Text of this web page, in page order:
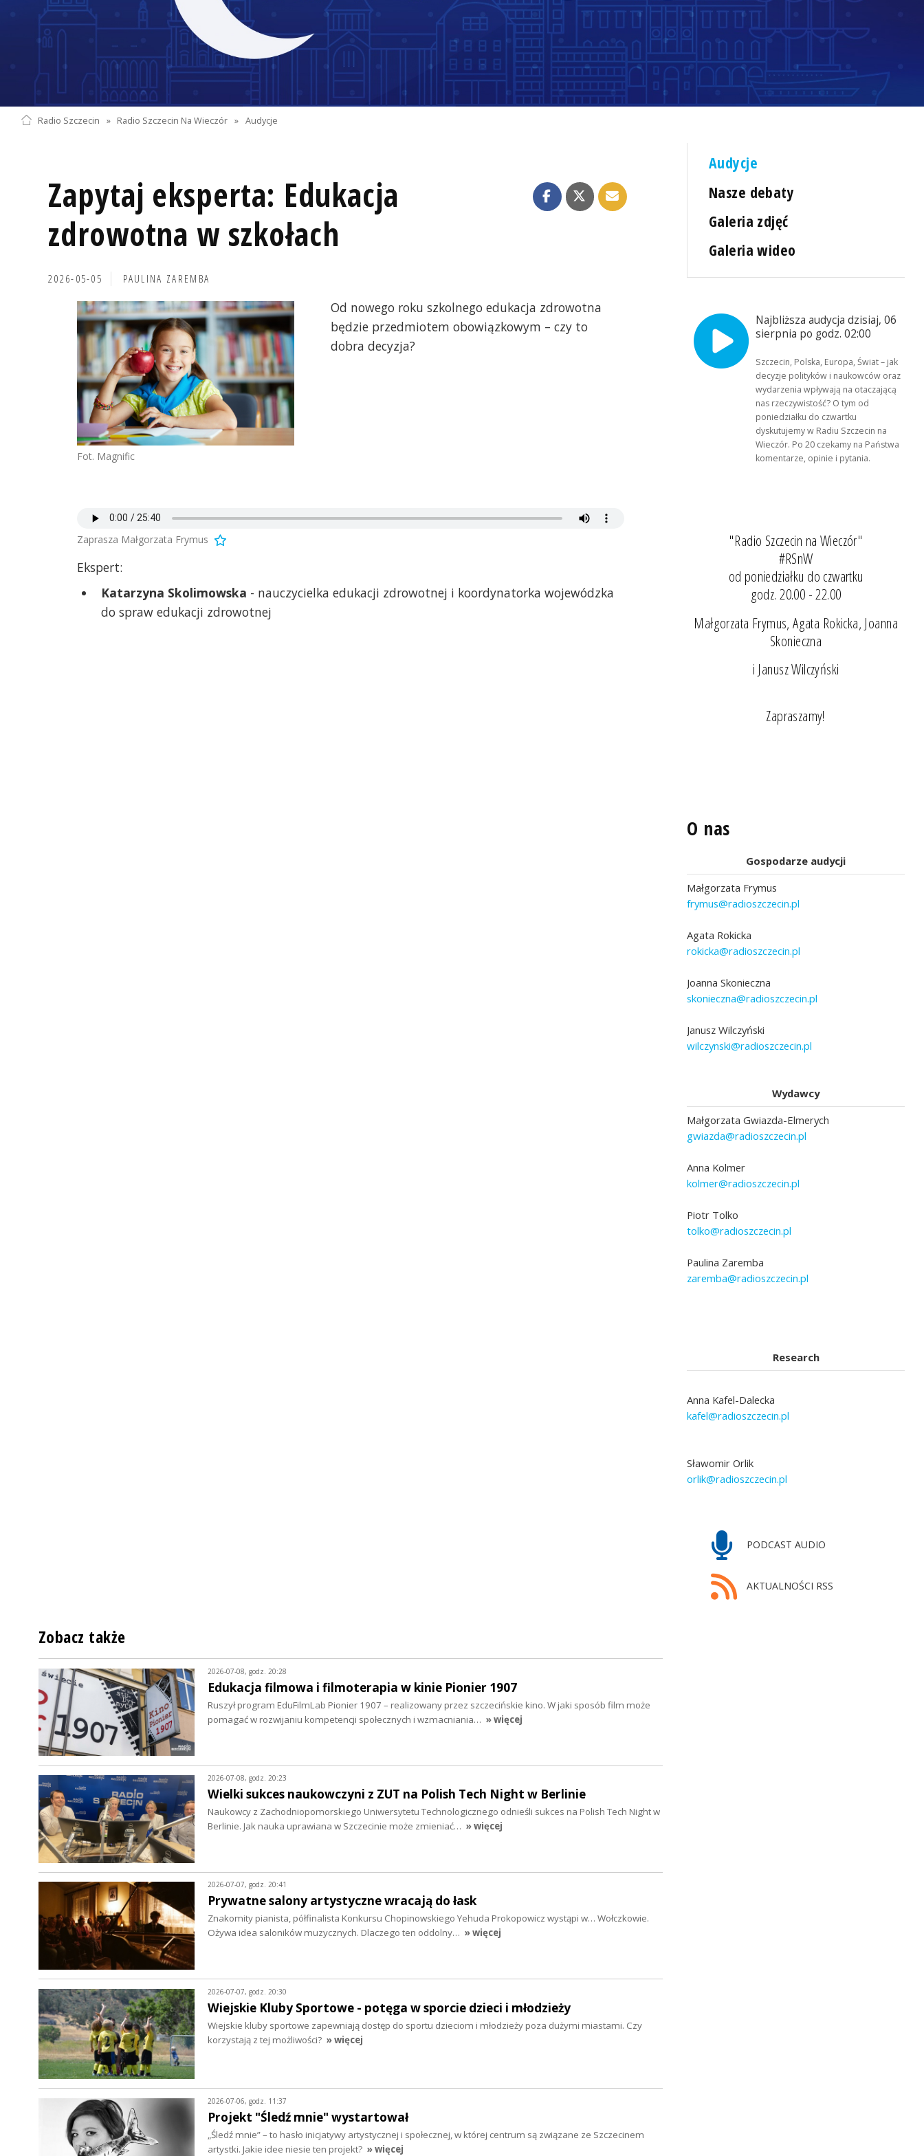
Radio Szczecin » Radio Szczecin Na Wieczór » Audycje
Zapytaj eksperta: Edukacja
zdrowotna w szkołach
2026-05-05 PAULINA ZAREMBA
Fot. Magnific
Od nowego roku szkolnego edukacja zdrowotna
będzie przedmiotem obowiązkowym – czy to
dobra decyzja?
Zaprasza Małgorzata Frymus
Ekspert:
Katarzyna Skolimowska - nauczycielka edukacji zdrowotnej i koordynatorka wojewódzka
do spraw edukacji zdrowotnej
Audycje
Nasze debaty
Galeria zdjęć
Galeria wideo
Najbliższa audycja dzisiaj, 06
sierpnia po godz. 02:00
Szczecin, Polska, Europa, Świat – jak
decyzje polityków i naukowców oraz
wydarzenia wpływają na otaczającą
nas rzeczywistość? O tym od
poniedziałku do czwartku
dyskutujemy w Radiu Szczecin na
Wieczór. Po 20 czekamy na Państwa
komentarze, opinie i pytania.
"Radio Szczecin na Wieczór"
#RSnW
od poniedziałku do czwartku
godz. 20.00 - 22.00
Małgorzata Frymus, Agata Rokicka, Joanna
Skonieczna
i Janusz Wilczyński
Zapraszamy!
O nas
Gospodarze audycji
Małgorzata Frymus
frymus@radioszczecin.pl
Agata Rokicka
rokicka@radioszczecin.pl
Joanna Skonieczna
skonieczna@radioszczecin.pl
Janusz Wilczyński
wilczynski@radioszczecin.pl
Wydawcy
Małgorzata Gwiazda-Elmerych
gwiazda@radioszczecin.pl
Anna Kolmer
kolmer@radioszczecin.pl
Piotr Tolko
tolko@radioszczecin.pl
Paulina Zaremba
zaremba@radioszczecin.pl
Research
Anna Kafel-Dalecka
kafel@radioszczecin.pl
Sławomir Orlik
orlik@radioszczecin.pl
PODCAST AUDIO
AKTUALNOŚCI RSS
Zobacz także
2026-07-08, godz. 20:28
Edukacja filmowa i filmoterapia w kinie Pionier 1907
Ruszył program EduFilmLab Pionier 1907 – realizowany przez szczecińskie kino. W jaki sposób film może
pomagać w rozwijaniu kompetencji społecznych i wzmacniania… » więcej
2026-07-08, godz. 20:23
Wielki sukces naukowczyni z ZUT na Polish Tech Night w Berlinie
Naukowcy z Zachodniopomorskiego Uniwersytetu Technologicznego odnieśli sukces na Polish Tech Night w
Berlinie. Jak nauka uprawiana w Szczecinie może zmieniać… » więcej
2026-07-07, godz. 20:41
Prywatne salony artystyczne wracają do łask
Znakomity pianista, półfinalista Konkursu Chopinowskiego Yehuda Prokopowicz wystąpi w… Wołczkowie.
Ożywa idea saloników muzycznych. Dlaczego ten oddolny… » więcej
2026-07-07, godz. 20:30
Wiejskie Kluby Sportowe - potęga w sporcie dzieci i młodzieży
Wiejskie kluby sportowe zapewniają dostęp do sportu dzieciom i młodzieży poza dużymi miastami. Czy
korzystają z tej możliwości? » więcej
2026-07-06, godz. 11:37
Projekt "Śledź mnie" wystartował
„Śledź mnie” – to hasło inicjatywy artystycznej i społecznej, w której centrum są związane ze Szczecinem
artystki. Jakie idee niesie ten projekt? » więcej